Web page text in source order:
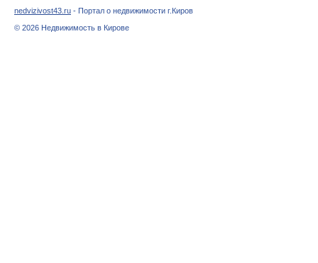
nedvizivost43.ru - Портал о недвижимости г.Киров
© 2026 Недвижимость в Кирове